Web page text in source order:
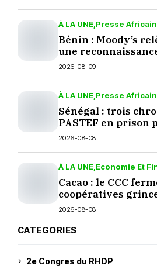
À LA UNE Presse
Bénin : Moody’s
une
2026-08-09
À LA UNE Presse
Sénégal : trois
PASTEF en prison
sur TikTok
2026-08-08
À LA UNE Economie Et
Cacao : le CCC
coopératives
2026-08-08
CATEGORIES
2e Congres du RHDP